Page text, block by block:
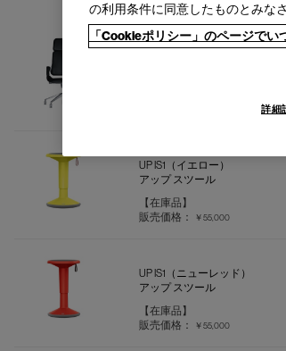
UP IS1（イエロー）
アップ スツール
【在庫品】
販売価格：
￥55,000
UP IS1（ニューレッド）
アップ スツール
【在庫品】
販売価格：
￥55,000
の利用条件に同意したものとみな
「Cookieポリシー」のページで
詳細